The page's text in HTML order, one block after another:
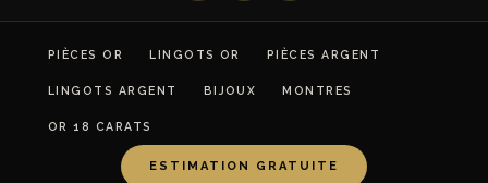
PIÈCES OR LINGOTS OR PIÈCES ARGENT
LINGOTS ARGENT BIJOUX MONTRES
OR 18 CARATS
ESTIMATION GRATUITE